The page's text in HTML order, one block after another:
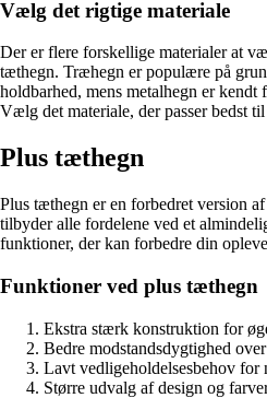
Vælg det rigtige materiale
Der er flere forskellige materialer at
tæthegn. Træhegn er populære på
holdbarhed, mens metalhegn er kendt
Vælg det materiale, der passer bedst
Plus tæthegn
Plus tæthegn er en forbedret version
tilbyder alle fordelene ved et
funktioner, der kan forbedre din
Funktioner ved plus tæthegn
Ekstra stærk konstruktion for
Bedre modstandsdygtighed
Lavt vedligeholdelsesbehov for
Større udvalg af design og